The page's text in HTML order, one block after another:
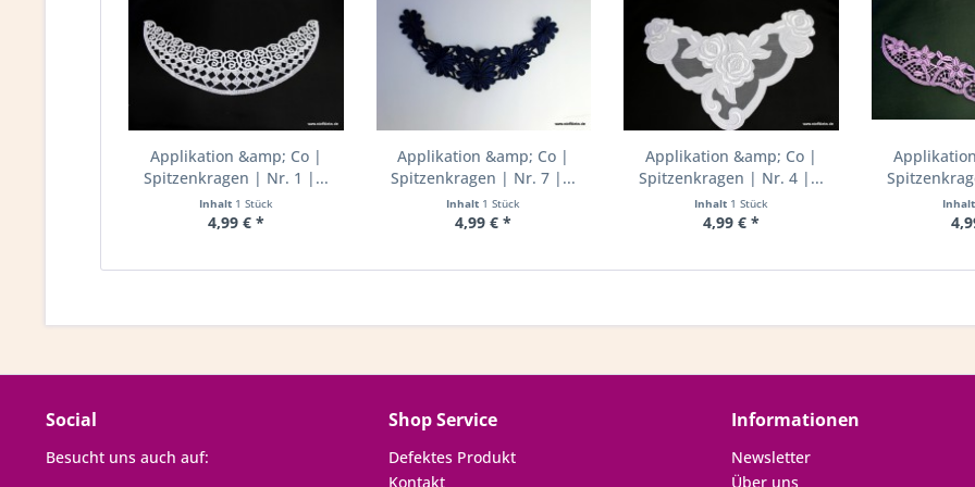
Applikation &amp; Co |
Spitzenkragen | Nr. 1 |...
Inhalt 1 Stück
4,99 € *
Applikation &amp; Co |
Spitzenkragen | Nr. 7 |...
Inhalt 1 Stück
4,99 € *
Applikation &amp; Co |
Spitzenkragen | Nr. 4 |...
Inhalt 1 Stück
4,99 € *
Inhalt
Social
Besucht uns auch auf:
Shop Service
Defektes Produkt
Kontakt
Informationen
Newsletter
Über uns